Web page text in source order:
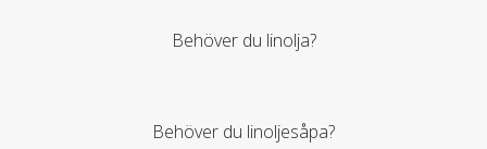
Behöver du linolja?
Behöver du linoljesåpa?